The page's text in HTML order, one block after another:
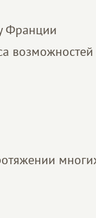
Франции
возможностей